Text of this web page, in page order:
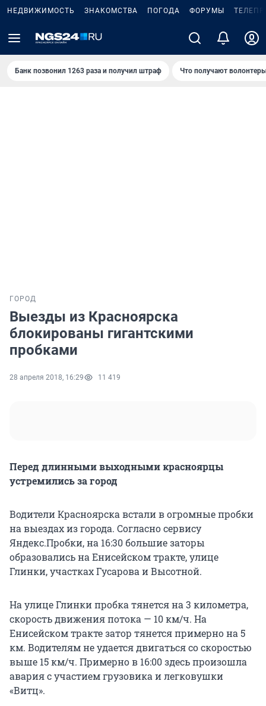
НЕДВИЖИМОСТЬ ЗНАКОМСТВА ПОГОДА ФОРУМЫ
Банк позвонил 1263 раза и получил штраф Что получают
ГОРОД
Выезды из Красноярска
блокированы гигантскими
пробками
28 апреля 2018, 16:29 11 419
Перед длинными выходными красноярцы
устремились за город
Водители Красноярска встали в огромные пробки
на выездах из города. Согласно сервису
Яндекс.Пробки, на 16:30 большие заторы
образовались на Енисейском тракте, улице
Глинки, участках Гусарова и Высотной.
На улице Глинки пробка тянется на 3 километра,
скорость движения потока — 10 км/ч. На
Енисейском тракте затор тянется примерно на 5
км. Водителям не удается двигаться со скоростью
выше 15 км/ч. Примерно в 16:00 здесь произошла
авария с участием грузовика и легковушки
«Витц».